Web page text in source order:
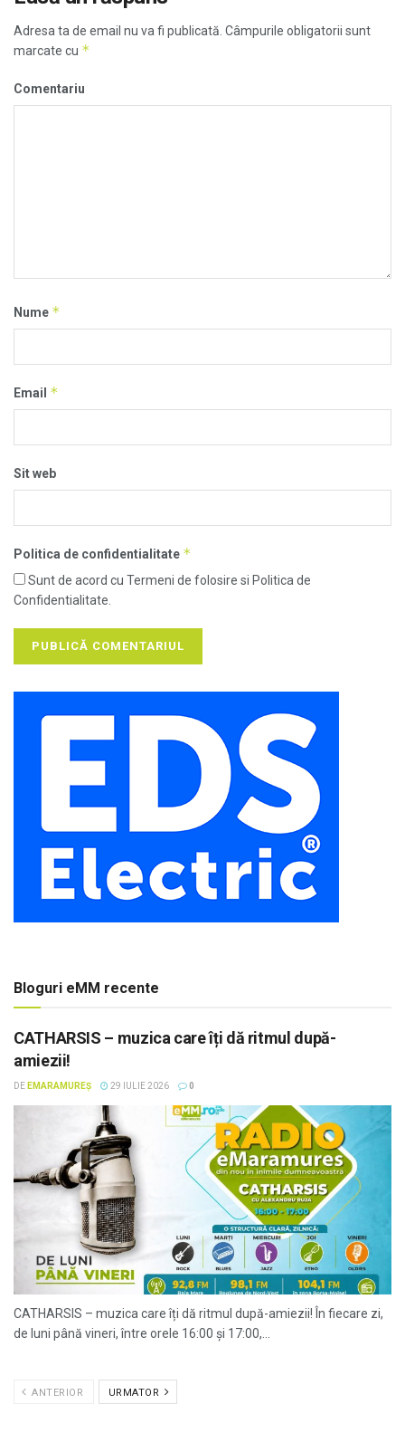
Adresa ta de email nu va fi publicată. Câmpurile obligatorii sunt
marcate cu *
Comentariu
Nume *
Email *
Sit web
Politica de confidentialitate *
Sunt de acord cu Termeni de folosire si Politica de
Confidentialitate.
Bloguri eMM recente
CATHARSIS – muzica care îți dă ritmul după-
amiezii!
DE EMARAMUREȘ 29 IULIE 2026 0
CATHARSIS – muzica care îți dă ritmul după-amiezii! În fiecare zi,
de luni până vineri, între orele 16:00 și 17:00,...
ANTERIOR URMATOR